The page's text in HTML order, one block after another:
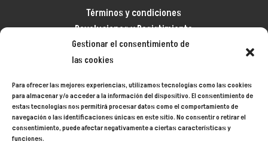
Gestionar el consentimiento de
las cookies
Para ofrecer las mejores experiencias, utilizamos tecnologías como las cookies
para almacenar y/o acceder a la información del dispositivo. El consentimiento de
estas tecnologías nos permitirá procesar datos como el comportamiento de
navegación o las identificaciones únicas en este sitio. No consentir o retirar el
consentimiento, puede afectar negativamente a ciertas características y
funciones.
Términos y condiciones
Devoluciones y Desistimiento
Aviso legal
Política de privacidad
Mapa del sitio
Siecycling